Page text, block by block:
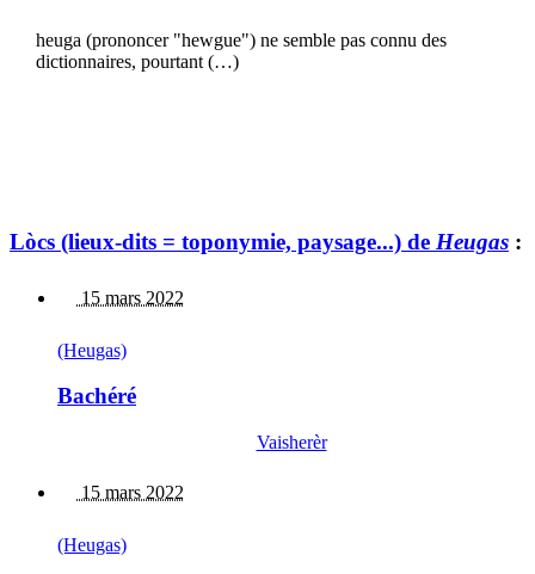
heuga (prononcer "hewgue") ne semble pas connu des
dictionnaires, pourtant (…)
Lòcs (lieux-dits = toponymie, paysage...) de Heugas :
15 mars 2022
(Heugas)
Bachéré
Vaisherèr
15 mars 2022
(Heugas)